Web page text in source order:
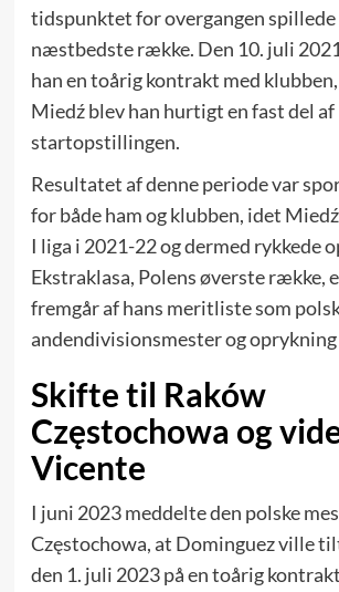
tidspunktet for overgangen spillede
næstbedste række. Den 10. juli
han en toårig kontrakt med
Miedź blev han hurtigt en fast del af
startopstillingen.
Resultatet af denne periode var
for både ham og klubben, idet
I liga i 2021-22 og dermed rykkede
Ekstraklasa, Polens øverste række,
fremgår af hans meritliste som
andendivisionsmester og oprykning
Skifte til Raków
Częstochowa og
Vicente
I juni 2023 meddelte den polske
Częstochowa, at Dominguez ville
den 1. juli 2023 på en toårig